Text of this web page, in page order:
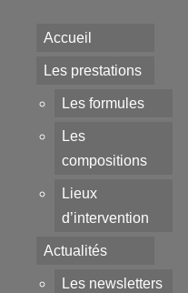
Accueil
Les prestations
Les formules
Les
compositions
Lieux
d’intervention
Actualités
Les newsletters